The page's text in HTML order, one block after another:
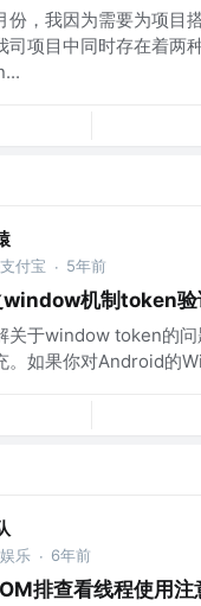
份，我因为需要为项目
司项目中同时存在着两
付宝 · 5年前
机制token验
关于window token的
。如果你对Android的
乐 · 6年前
排查看线程使用注